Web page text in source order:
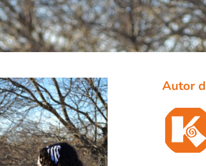
Autor